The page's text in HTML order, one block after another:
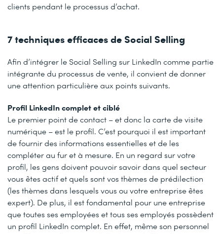
clients pendant le processus d’achat.
7 techniques efficaces de Social Selling
Afin d’intégrer le Social Selling sur LinkedIn comme partie
intégrante du processus de vente, il convient de donner
une attention particulière aux points suivants.
Profil LinkedIn complet et ciblé
Le premier point de contact – et donc la carte de visite
numérique – est le profil. C’est pourquoi il est important
de fournir des informations essentielles et de les
compléter au fur et à mesure. En un regard sur votre
profil, les gens doivent pouvoir savoir dans quel secteur
vous êtes actif et quels sont vos thèmes de prédilection
(les thèmes dans lesquels vous ou votre entreprise êtes
expert). De plus, il est fondamental pour une entreprise
que toutes ses employées et tous ses employés possèdent
un profil LinkedIn complet. En effet, même son personnel